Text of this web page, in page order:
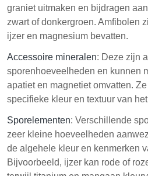
graniet uitmaken en bijdragen
zwart of donkergroen. Amfibolen
ijzer en magnesium bevatten.
Accessoire mineralen: Deze zijn
sporenhoeveelheden en kunnen
apatiet en magnetiet omvatten.
specifieke kleur en textuur van
Sporelementen: Verschillende
zeer kleine hoeveelheden
de algehele kleur en kenmerken
Bijvoorbeeld, ijzer kan rode of